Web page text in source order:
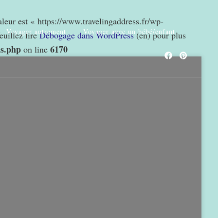
est « https://www.travelingaddress.fr/wp-
lireDébogage dans WordPress(en) pour plus
on line 6170
Voyager autrement Voyager avec un bébé/enfant